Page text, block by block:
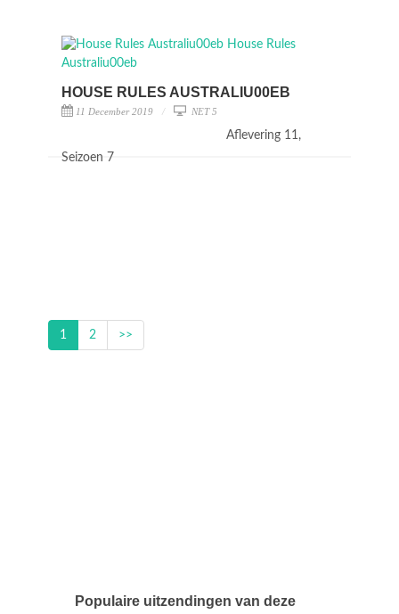
HOUSE RULES AUSTRALIU00EB
11 December 2019 NET 5
Aflevering 11,
Seizoen 7
1 2 >>
Populaire uitzendingen van deze